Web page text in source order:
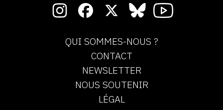
QUI SOMMES-NOUS ?
CONTACT
NEWSLETTER
NOUS SOUTENIR
LÉGAL